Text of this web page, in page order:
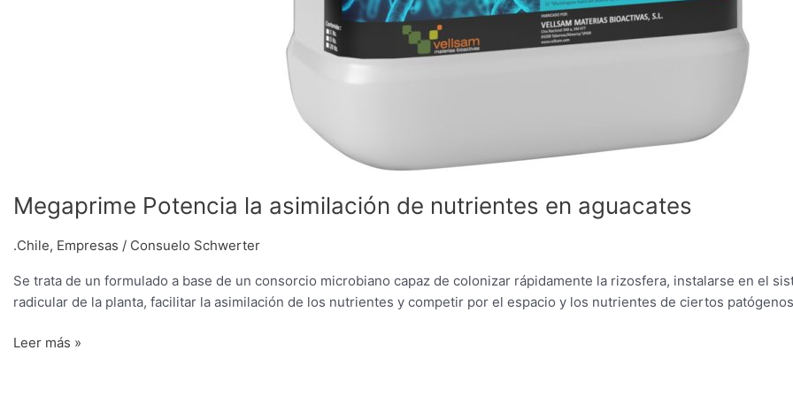
Megaprime Potencia la asimilación de nutrientes en aguacates
.Chile, Empresas / Consuelo Schwerter
Se trata de un formulado a base de un consorcio microbiano capaz de colonizar rápidamente la rizosfera, instalarse en el
radicular de la planta, facilitar la asimilación de los nutrientes y competir por el espacio y los nutrientes de ciertos
Leer más »